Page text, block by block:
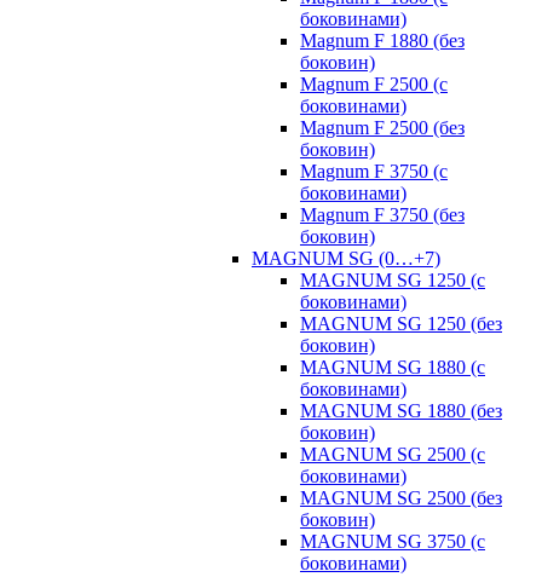
боковинами)
Magnum F 1880 (без
боковин)
Magnum F 2500 (с
боковинами)
Magnum F 2500 (без
боковин)
Magnum F 3750 (с
боковинами)
Magnum F 3750 (без
боковин)
MAGNUM SG (0…+7)
MAGNUM SG 1250 (с
боковинами)
MAGNUM SG 1250 (без
боковин)
MAGNUM SG 1880 (с
боковинами)
MAGNUM SG 1880 (без
боковин)
MAGNUM SG 2500 (с
боковинами)
MAGNUM SG 2500 (без
боковин)
MAGNUM SG 3750 (с
боковинами)